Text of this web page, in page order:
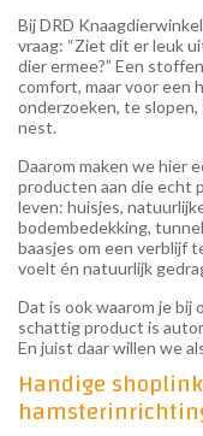
Bij DRD
vraag: “Ziet dit er leuk
dier ermee?” Een
comfort, maar voor een
onderzoeken, te
nest.
Daarom maken we hier
producten aan die echt
leven: huisjes,
bodembedekking,
baasjes om een verblijf
voelt én natuurlijk
Dat is ook waarom je
schattig product is
En juist daar willen we
Handige